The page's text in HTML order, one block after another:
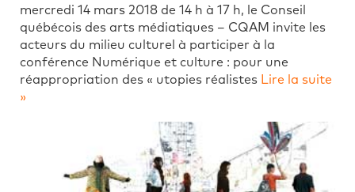
mercredi 14 mars 2018 de 14 h à 17 h, le Conseil
québécois des arts médiatiques – CQAM invite les
acteurs du milieu culturel à participer à la
conférence Numérique et culture : pour une
réappropriation des « utopies réalistes Lire la suite
»